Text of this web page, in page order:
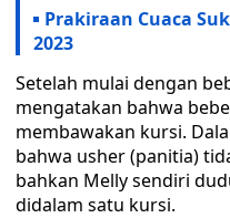
Prakiraan Cuaca
2023
Setelah mulai dengan
mengatakan bahwa
membawakan kursi.
bahwa usher (panitia)
bahkan Melly sendiri
didalam satu kursi.